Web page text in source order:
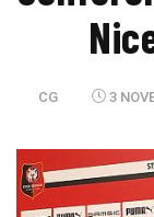
CG 3